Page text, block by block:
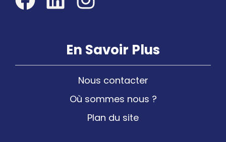
En Savoir Plus
Nous contacter
Où sommes nous ?
Plan du site